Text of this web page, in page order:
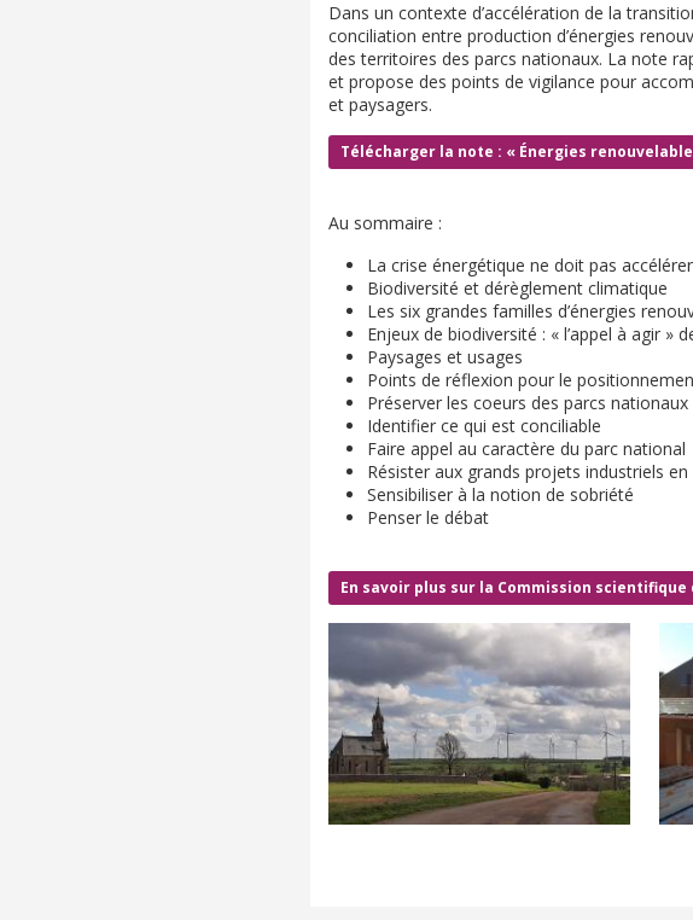
Dans un contexte d’accélération de la
conciliation entre production d’énergies
des territoires des parcs nationaux. La note
et propose des points de vigilance pour
et paysagers.
Télécharger la note : « Énergies
Au sommaire :
La crise énergétique ne doit pas
Biodiversité et dérèglement climatique
Les six grandes familles d’énergies
Enjeux de biodiversité : « l’appel à agir »
Paysages et usages
Points de réflexion pour le
Préserver les coeurs des parcs nationaux
Identifier ce qui est conciliable
Faire appel au caractère du parc national
Résister aux grands projets industriels
Sensibiliser à la notion de sobriété
Penser le débat
En savoir plus sur la Commission